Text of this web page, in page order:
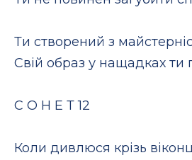
Ти створений з
Свій образ у нащадках
С О Н Е Т 12
Коли дивлюся крізь